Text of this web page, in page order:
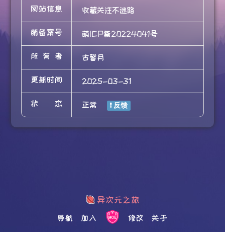
网站信息 收藏关注不迷路
萌备案号 萌ICP备20224041号
所有者 古馨月
更新时间 2025-03-31
状态 正常
导航 加入 修改 关于